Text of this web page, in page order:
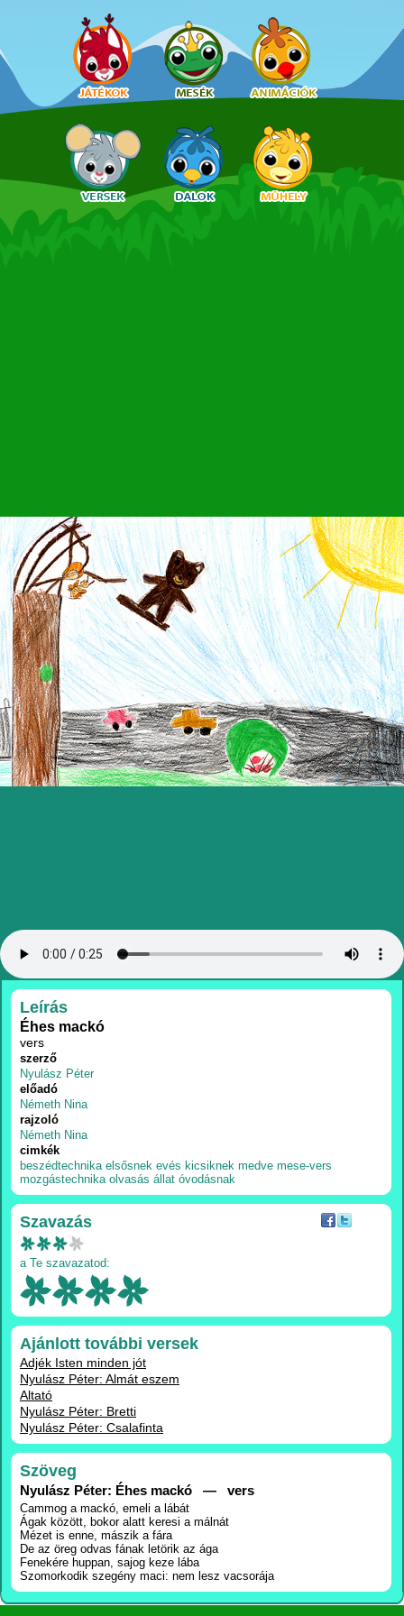
RÉSZLETEK
Leírás
Éhes mackó
vers
szerző
Nyulász Péter
előadó
Németh Nina
rajzoló
Németh Nina
cimkék
beszédtechnika elsősnek evés kicsiknek medve mese-vers
mozgástechnika olvasás állat óvodásnak
Szavazás
a Te szavazatod:
Ajánlott további versek
Adjék Isten minden jót
Nyulász Péter: Almát eszem
Altató
Nyulász Péter: Bretti
Nyulász Péter: Csalafinta
Szöveg
Nyulász Péter: Éhes mackó — vers
Cammog a mackó, emeli a lábát
Ágak között, bokor alatt keresi a málnát
Mézet is enne, mászik a fára
De az öreg odvas fának letörik az ága
Fenekére huppan, sajog keze lába
Szomorkodik szegény maci: nem lesz vacsorája